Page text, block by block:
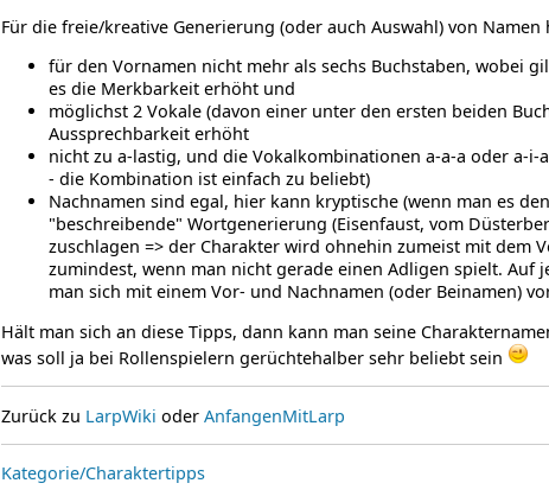
Für die freie/kreative Generierung (oder auch Auswahl) von Namen
für den Vornamen nicht mehr als sechs Buchstaben, wobei
es die Merkbarkeit erhöht und
möglichst 2 Vokale (davon einer unter den ersten beiden
Aussprechbarkeit erhöht
nicht zu a-lastig, und die Vokalkombinationen a-a-a oder a-i-
- die Kombination ist einfach zu beliebt)
Nachnamen sind egal, hier kann kryptische (wenn man es
"beschreibende" Wortgenerierung (Eisenfaust, vom
zuschlagen => der Charakter wird ohnehin zumeist mit dem
zumindest, wenn man nicht gerade einen Adligen spielt. Auf
man sich mit einem Vor- und Nachnamen (oder Beinamen)
Hält man sich an diese Tipps, dann kann man seine
was soll ja bei Rollenspielern gerüchtehalber sehr beliebt sein
Zurück zu LarpWiki oder AnfangenMitLarp
Kategorie/Charaktertipps